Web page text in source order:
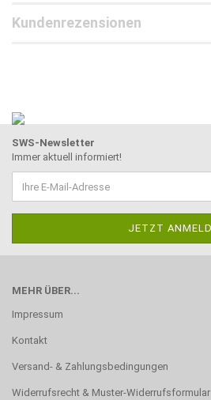
Kundenrezensionen
SWS-Newsletter
Immer aktuell informiert!
MEHR ÜBER...
Impressum
Kontakt
Versand- & Zahlungsbedingungen
Widerrufsrecht & Muster-Widerrufsformular